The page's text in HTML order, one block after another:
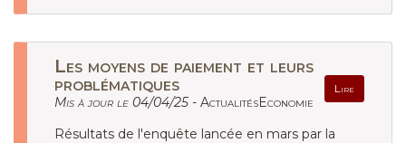
Les moyens de paiement et leurs
problématiques
Lire
Mis à jour le 04/04/25 - ActualitésEconomie
Résultats de l'enquête lancée en mars par la